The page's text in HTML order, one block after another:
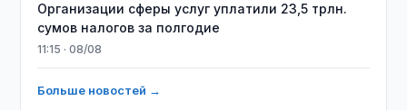
Организации сферы услуг уплатили 23,5 трлн.
сумов налогов за полгодие
11:15 · 08/08
Больше новостей →